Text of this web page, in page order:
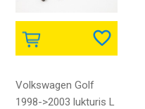
Volkswagen Golf
1998->2003 lukturis L